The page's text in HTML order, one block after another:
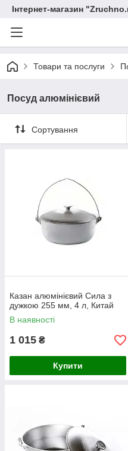
Інтернет-магазин
Товари та послуги
Посуд алюмінієвий
Сортування
Казан алюмінієвий Сила з
дужкою 255 мм, 4 л, Китай
В наявності
1 015 ₴
Купити